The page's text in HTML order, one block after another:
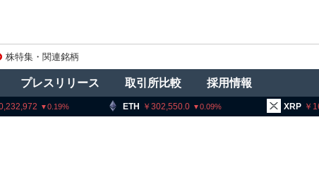
株特集・関連銘柄
プレスリリース 取引所比較 採用情報
0.19 302,550.0 0.09 163.28 0.07